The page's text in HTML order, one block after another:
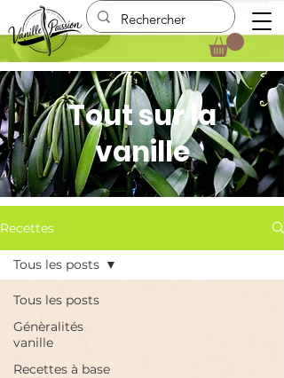
Tout sur la
vanille
Recettes
Tous les posts
Génèralités
vanille
Recettes à base
Tous les posts